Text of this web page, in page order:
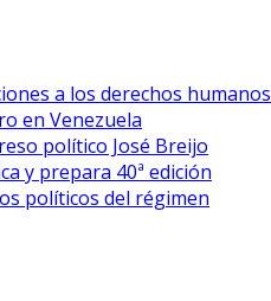
a los derechos humanos
en Venezuela
político José Breijo
y prepara 40ª edición
políticos del régimen